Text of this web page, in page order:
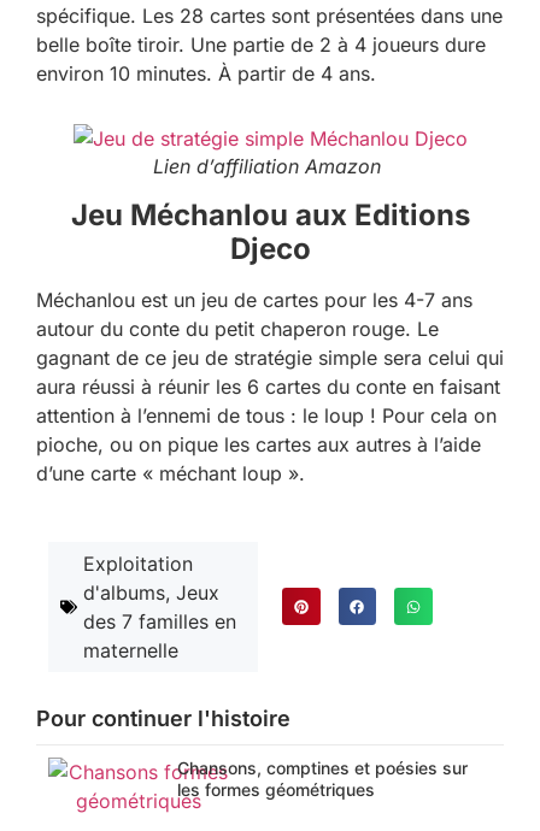
spécifique. Les 28 cartes sont présentées dans une
belle boîte tiroir. Une partie de 2 à 4 joueurs dure
environ 10 minutes. À partir de 4 ans.
Lien d’affiliation Amazon
Jeu Méchanlou aux Editions
Djeco
Méchanlou est un jeu de cartes pour les 4-7 ans
autour du conte du petit chaperon rouge. Le
gagnant de ce jeu de stratégie simple sera celui qui
aura réussi à réunir les 6 cartes du conte en faisant
attention à l’ennemi de tous : le loup ! Pour cela on
pioche, ou on pique les cartes aux autres à l’aide
d’une carte « méchant loup ».
Exploitation
d'albums, Jeux
des 7 familles en
maternelle
Pour continuer l'histoire
Chansons, comptines et poésies sur
les formes géométriques